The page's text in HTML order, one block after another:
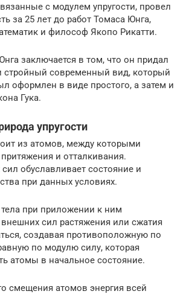
с модулем упругости, провел
за 25 лет до работ Томаса Юнга,
и философ Якопо Рикатти.
заключается в том, что он придал
стройный современный вид, который
оформлен в виде простого, а затем и
Гука.
упругости
из атомов, между которыми
и отталкивания.
обуславливает состояние и
при данных условиях.
при приложении к ним
сил растяжения или сжатия
создавая противоположную по
по модулю силу, которая
атомы в начальное состояние.
смещения атомов энергия всей